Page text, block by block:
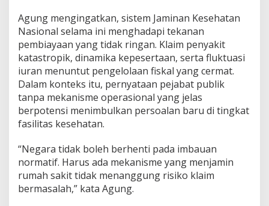
a
n
!
Agung mengingatkan, sistem Jaminan Kesehatan
Nasional selama ini menghadapi tekanan
pembiayaan yang tidak ringan. Klaim penyakit
katastropik, dinamika kepesertaan, serta fluktuasi
iuran menuntut pengelolaan fiskal yang cermat.
Dalam konteks itu, pernyataan pejabat publik
tanpa mekanisme operasional yang jelas
berpotensi menimbulkan persoalan baru di tingkat
fasilitas kesehatan.
“Negara tidak boleh berhenti pada imbauan
normatif. Harus ada mekanisme yang menjamin
rumah sakit tidak menanggung risiko klaim
bermasalah,” kata Agung.